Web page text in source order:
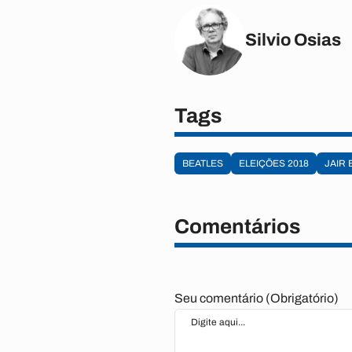
Silvio Osias
Tags
BEATLES ELEIÇÕES 2018 JAIR
Comentários
Seu comentário (Obrigatório)